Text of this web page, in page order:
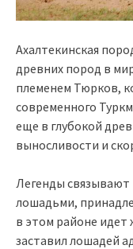
Ахалтекинская
древних пород в
племенем Тюрков,
современного
еще в глубокой
выносливости и
Легенды
лошадьми,
в этом районе идет
заставил лошадей